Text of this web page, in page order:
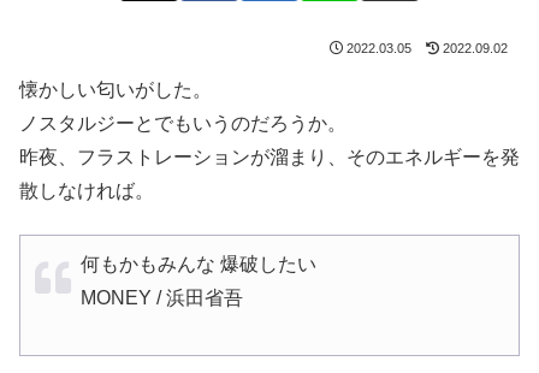
2022.03.05 2022.09.02
懐かしい匂いがした。
ノスタルジーとでもいうのだろうか。
昨夜、フラストレーションが溜まり、そのエネルギーを発
散しなければ。
何もかもみんな 爆破したい
MONEY / 浜田省吾